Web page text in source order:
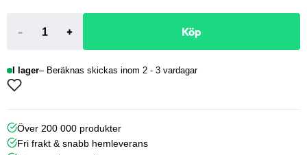
- + Köp
I lager Beräknas skickas inom 2 - 3 vardagar
Över 200 000 produkter
Fri frakt & snabb hemleverans